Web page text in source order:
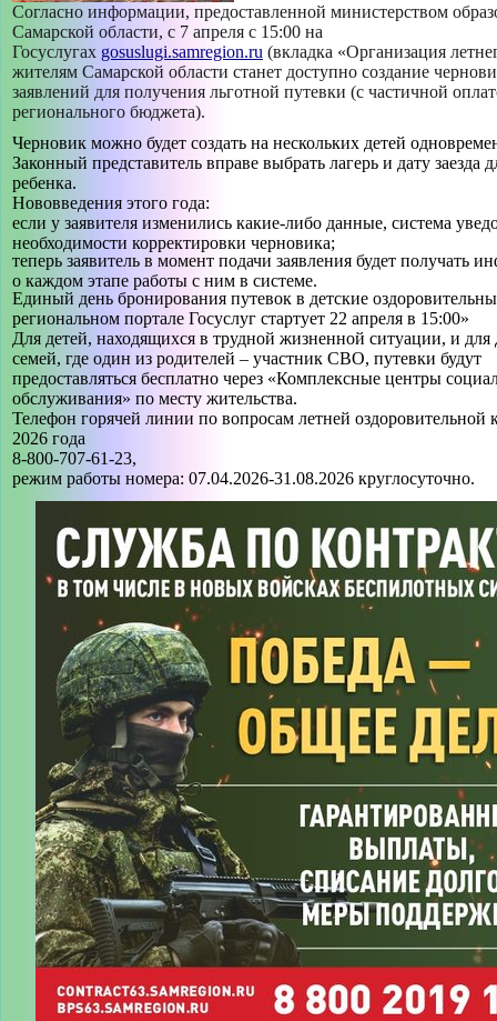
-->
ИСТОРИЯ СОЗДАНИЯ ДВОРЦА
СВЕДЕНИЯ ОБ ОБРАЗОВАТЕЛЬНОЙ ОРГАНИЗАЦИИ
ТВОРЧЕСКИЕ ОБЪЕДИНЕНИЯ
Согласно информации, предоставленной министерством
Самарской области, с 7 апреля с 15:00 на
Госуслугах gosuslugi.samregion.ru (вкладка «Организация
жителям Самарской области станет доступно создание
заявлений для получения льготной путевки (с частичной
регионального бюджета).
Черновик можно будет создать на нескольких детей
Законный представитель вправе выбрать лагерь и дату заезда
ребенка.
Нововведения этого года:
если у заявителя изменились какие-либо данные, система
необходимости корректировки черновика;
теперь заявитель в момент подачи заявления будет получать
о каждом этапе работы с ним в системе.
Единый день бронирования путевок в детские
региональном портале Госуслуг стартует 22 апреля в 15:00»
Для детей, находящихся в трудной жизненной ситуации, и для
семей, где один из родителей – участник СВО, путевки будут
предоставляться бесплатно через «Комплексные центры
обслуживания» по месту жительства.
Телефон горячей линии по вопросам летней оздоровительной
2026 года
8-800-707-61-23,
режим работы номера: 07.04.2026-31.08.2026 круглосуточно.